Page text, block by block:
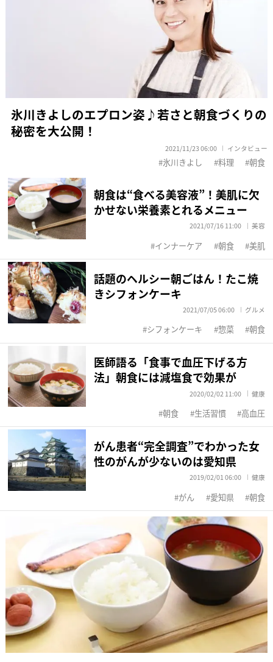
氷川きよしのエプロン姿♪若さと朝食づくりの
秘密を大公開！
2021/11/23 06:00 インタビュー
氷川きよし 料理 朝食
朝食は“食べる美容液”！美肌に欠
かせない栄養素とれるメニュー
2021/07/16 11:00 美容
インナーケア 朝食 美肌
話題のヘルシー朝ごはん！たこ焼
きシフォンケーキ
2021/07/05 06:00 グルメ
シフォンケーキ 惣菜 朝食
医師語る「食事で血圧下げる方
法」朝食には減塩食で効果が
2020/02/02 11:00 健康
朝食 生活習慣 高血圧
がん患者“完全調査”でわかった女
性のがんが少ないのは愛知県
2019/02/01 06:00 健康
がん 愛知県 朝食